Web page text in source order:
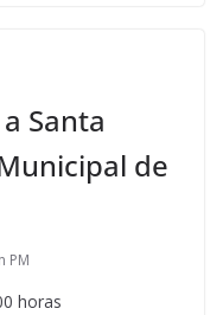
Santa
de
PM
horas